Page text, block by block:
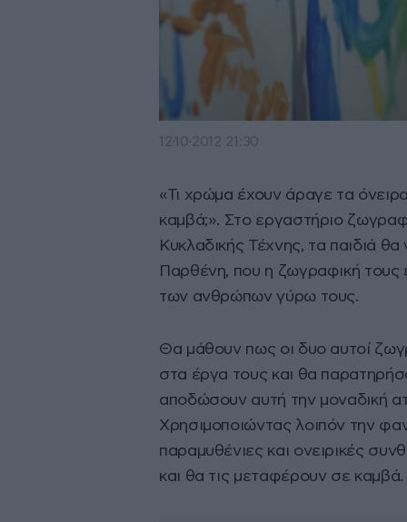
12·10·2012 21:30
«Τι χρώμα έχουν άραγε τα
καμβά;». Στο εργαστήριο
Κυκλαδικής Τέχνης, τα παιδιά
Παρθένη, που η ζωγραφική τους
των ανθρώπων γύρω τους.
Θα μάθουν πως οι δυο αυτοί
στα έργα τους και θα
αποδώσουν αυτή την μοναδική
Χρησιμοποιώντας λοιπόν την
παραμυθένιες και ονειρικές
και θα τις μεταφέρουν σε καμβά.